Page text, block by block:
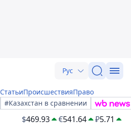
Рус
СтатьиПроисшествияПраво
#Казахстан в сравнении
$469.93 €541.64 ₽5.71